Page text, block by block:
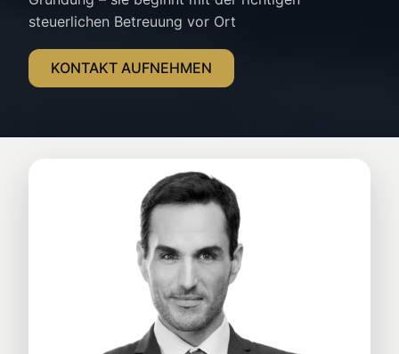
steuerlichen Betreuung vor Ort
KONTAKT AUFNEHMEN